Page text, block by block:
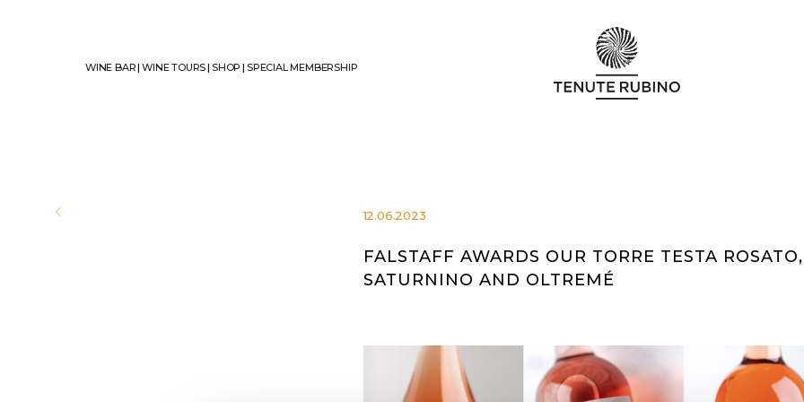
WINE BAR| WINE TOURS| SHOP | SPECIAL MEMBERSHIP
12.06.2023
FALSTAFF AWARDS OUR TORRE TESTA ROSATO,
SATURNINO AND OLTREMÉ